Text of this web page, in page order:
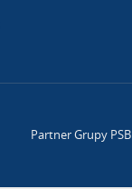
Partner Grupy PSB